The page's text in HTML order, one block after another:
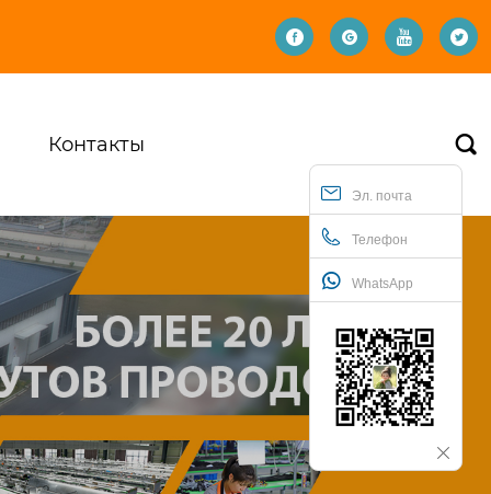
   
Контакты 
Эл. почта
Телефон
WhatsApp